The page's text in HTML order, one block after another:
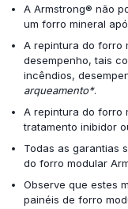
A Armstrong® não
um forro mineral
A repintura do forro
desempenho, tais
incêndios,
arqueamento*.
A repintura do forro
tratamento inibidor
Todas as garantias
do forro modular
Observe que estes
painéis de forro